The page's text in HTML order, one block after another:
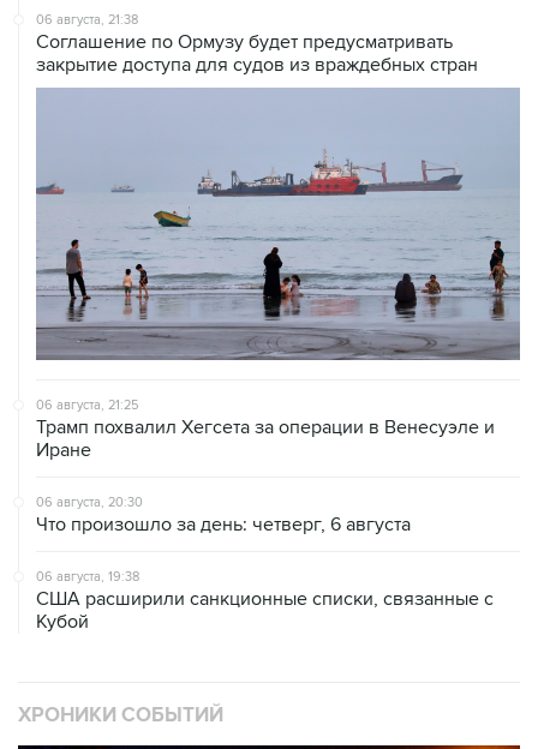
06 августа, 21:38
Соглашение по Ормузу будет предусматривать
закрытие доступа для судов из враждебных стран
06 августа, 21:25
Трамп похвалил Хегсета за операции в Венесуэле и
Иране
06 августа, 20:30
Что произошло за день: четверг, 6 августа
06 августа, 19:38
США расширили санкционные списки, связанные с
Кубой
ХРОНИКИ СОБЫТИЙ